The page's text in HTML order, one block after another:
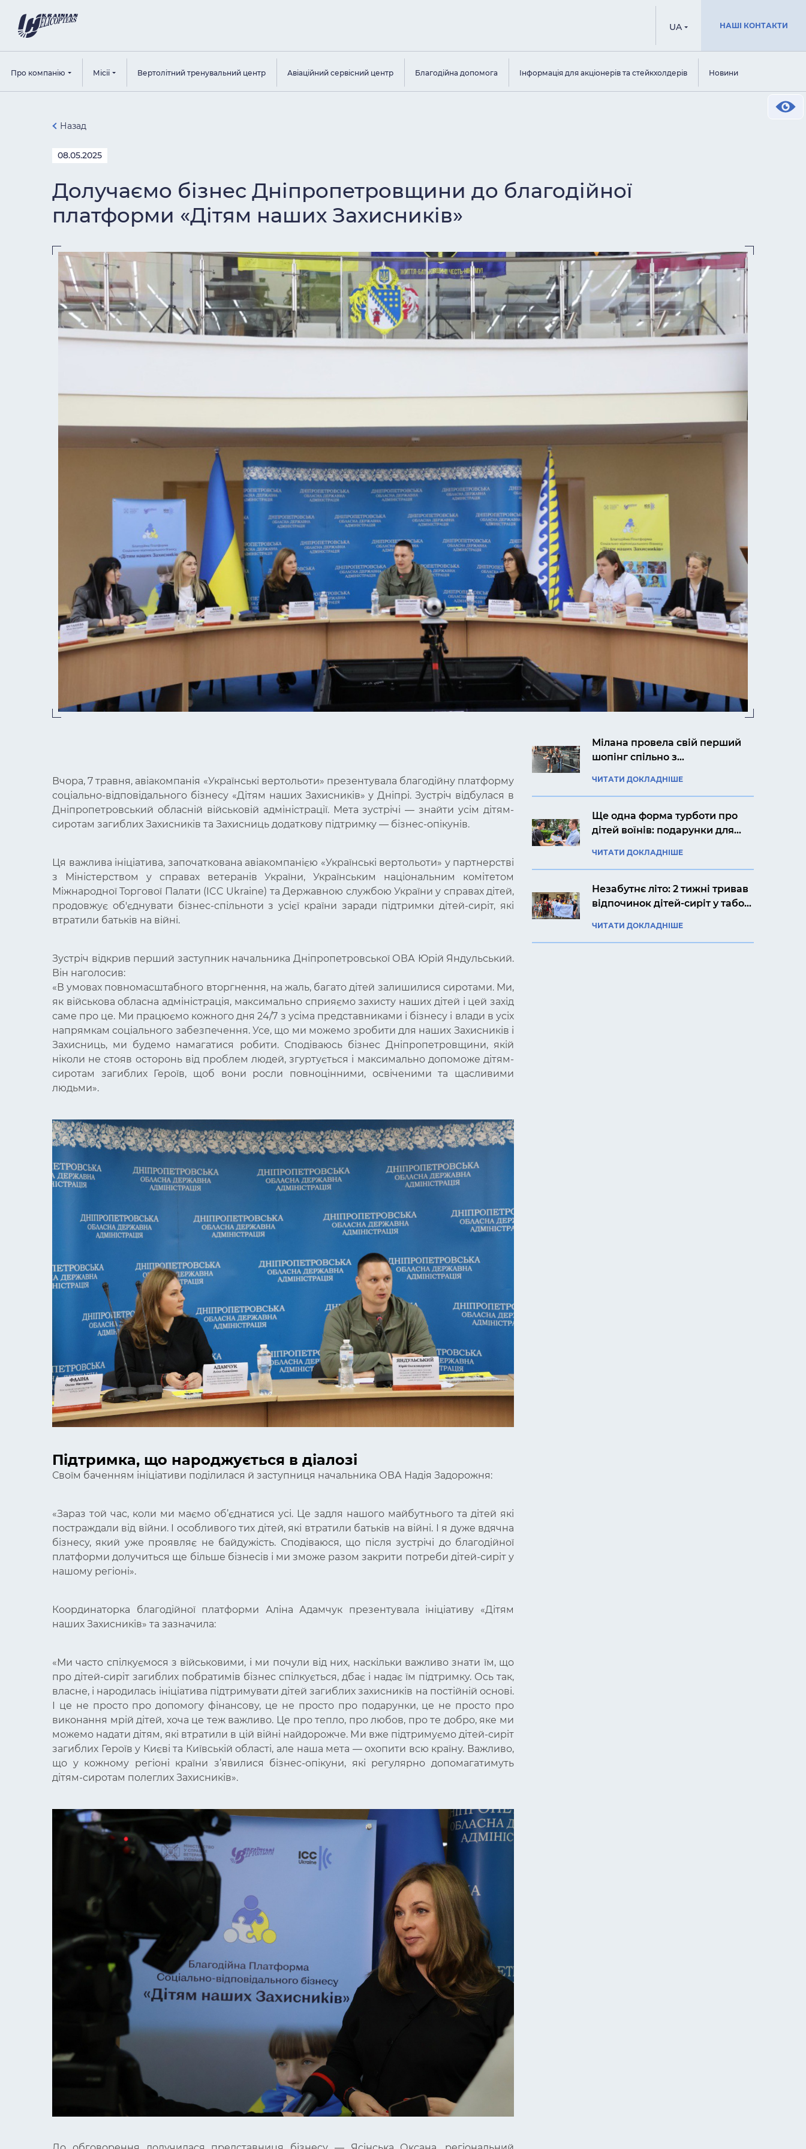
UA НАШІ КОНТАКТИ
Про компанію Місії Вертолітний тренувальний центр Авіаційний сервісний центр Благодійна допомога Інформація для акціонерів та стейкхолдерів Новини
Назад
08.05.2025
Долучаємо бізнес Дніпропетровщини до благодійної
платформи «Дітям наших Захисників»
Вчора, 7 травня, авіакомпанія «Українські вертольоти» презентувала благодійну платформу
соціально-відповідального бізнесу «Дітям наших Захисників» у Дніпрі. Зустріч відбулася в
Дніпропетровський обласній військовій адміністрації. Мета зустрічі — знайти усім дітям-
сиротам загиблих Захисників та Захисниць додаткову підтримку — бізнес-опікунів.
Ця важлива ініціатива, започаткована авіакомпанією «Українські вертольоти» у партнерстві
з Міністерством у справах ветеранів України, Українським національним комітетом
Міжнародної Торгової Палати (ICC Ukraine) та Державною службою України у справах дітей,
продовжує об'єднувати бізнес-спільноти з усієї країни заради підтримки дітей-сиріт, які
втратили батьків на війні.
Зустріч відкрив перший заступник начальника Дніпропетровської ОВА Юрій Яндульський.
Він наголосив:
«В умовах повномасштабного вторгнення, на жаль, багато дітей залишилися сиротами. Ми,
як військова обласна адміністрація, максимально сприяємо захисту наших дітей і цей захід
саме про це. Ми працюємо кожного дня 24/7 з усіма представниками і бізнесу і влади в усіх
напрямкам соціального забезпечення. Усе, що ми можемо зробити для наших Захисників і
Захисниць, ми будемо намагатися робити. Сподіваюсь бізнес Дніпропетровщини, якій
ніколи не стояв осторонь від проблем людей, згуртується і максимально допоможе дітям-
сиротам загиблих Героїв, щоб вони росли повноцінними, освіченими та щасливими
людьми».
Підтримка, що народжується в діалозі
Своїм баченням ініціативи поділилася й заступниця начальника ОВА Надія Задорожня:
«Зараз той час, коли ми маємо об’єднатися усі. Це задля нашого майбутнього та дітей які
постраждали від війни. І особливого тих дітей, які втратили батьків на війні. І я дуже вдячна
бізнесу, який уже проявляє не байдужість. Сподіваюся, що після зустрічі до благодійної
платформи долучиться ще більше бізнесів і ми зможе разом закрити потреби дітей-сиріт у
нашому регіоні».
Координаторка благодійної платформи Аліна Адамчук презентувала ініціативу «Дітям
наших Захисників» та зазначила:
«Ми часто спілкуємося з військовими, і ми почули від них, наскільки важливо знати їм, що
про дітей-сиріт загиблих побратимів бізнес спілкується, дбає і надає їм підтримку. Ось так,
власне, і народилась ініціатива підтримувати дітей загиблих захисників на постійній основі.
І це не просто про допомогу фінансову, це не просто про подарунки, це не просто про
виконання мрій дітей, хоча це теж важливо. Це про тепло, про любов, про те добро, яке ми
можемо надати дітям, які втратили в цій війні найдорожче. Ми вже підтримуємо дітей-сиріт
загиблих Героїв у Києві та Київській області, але наша мета — охопити всю країну. Важливо,
що у кожному регіоні країни з’явилися бізнес-опікуни, які регулярно допомагатимуть
дітям-сиротам полеглих Захисників».
Мілана провела свій перший
шопінг спільно з
вертольоти»
ЧИТАТИ ДОКЛАДНІШЕ
Ще одна форма турботи про
дітей воїнів: подарунки для
ЧИТАТИ ДОКЛАДНІШЕ
Незабутнє літо: 2 тижні тривав
відпочинок дітей-сиріт у таборі
ЧИТАТИ ДОКЛАДНІШЕ